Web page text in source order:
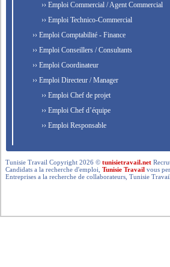
›› Emploi Commercial / Agent Commercial
›› Emploi Technico-Commercial
›› Emploi Comptabilité - Finance
›› Emploi Conseillers / Consultants
›› Emploi Coordinateur
›› Emploi Directeur / Manager
›› Emploi Chef de projet
›› Emploi Chef d’équipe
›› Emploi Responsable
Tunisie Travail Copyright 2026 ©tunisietravail.net
Candidats a la recherche d'emploi,Tunisie Travail vous
Entreprises a la recherche de collaborateurs, Tunisie